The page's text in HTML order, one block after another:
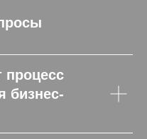
процесс
бизнес-